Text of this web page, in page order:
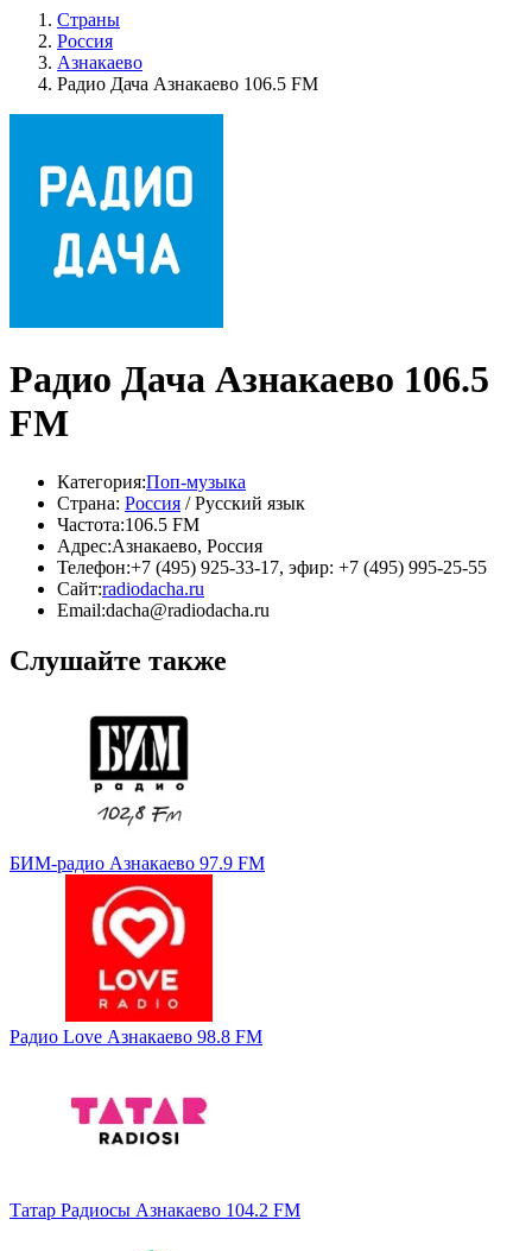
Страны
Россия
Азнакаево
Радио Дача Азнакаево 106.5 FM
Радио Дача Азнакаево 106.5
FM
Категория:Поп-музыка
Страна: Россия / Русский язык
Частота:106.5 FM
Адрес:Азнакаево, Россия
Телефон:+7 (495) 925-33-17, эфир: +7 (495) 995-25-55
Сайт:radiodacha.ru
Email:dacha@radiodacha.ru
Слушайте также
БИМ-радио Азнакаево 97.9 FM
Радио Love Азнакаево 98.8 FM
Татар Радиосы Азнакаево 104.2 FM